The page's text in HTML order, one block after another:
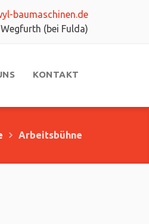
baumaschinen.de
(bei Fulda)
KONTAKT
Arbeitsbühne